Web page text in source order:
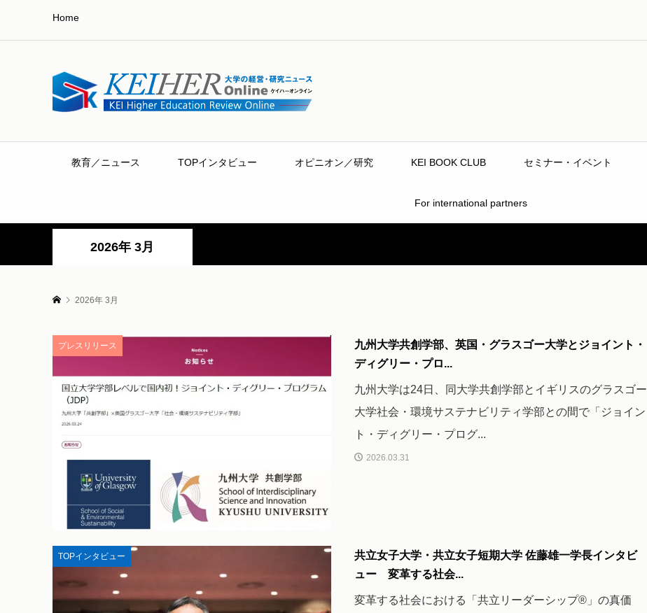
Home
教育／ニュース TOPインタビュー オピニオン／研究 KEI BOOK CLUB セミナー・イベント
For international partners
2026年 3月
2026年 3月
プレスリリース
九州大学共創学部、英国・グラスゴー大学とジョイント・
ディグリー・プロ...
九州大学は24日、同大学共創学部とイギリスのグラスゴー
大学社会・環境サステナビリティ学部との間で「ジョイン
ト・ディグリー・プログ...
2026.03.31
TOPインタビュー
共立女子大学・共立女子短期大学 佐藤雄一学長インタビ
ュー 変革する社会...
変革する社会における「共立リーダーシップ®」の真価